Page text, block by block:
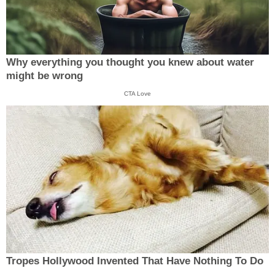
Why everything you thought you knew about water
might be wrong
CTA Love
Tropes Hollywood Invented That Have Nothing To Do